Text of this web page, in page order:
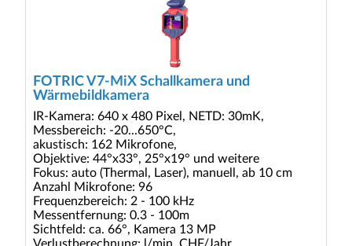
FOTRIC V7-MiX Schallkamera und
Wärmebildkamera
IR-Kamera: 640 x 480 Pixel, NETD: 30mK,
Messbereich: -20...650°C,
akustisch: 162 Mikrofone,
Objektive: 44°x33°, 25°x19° und weitere
Fokus: auto (Thermal, Laser), manuell, ab 10 cm
Anzahl Mikrofone: 96
Frequenzbereich: 2 - 100 kHz
Messentfernung: 0.3 - 100m
Sichtfeld: ca. 66°, Kamera 13 MP